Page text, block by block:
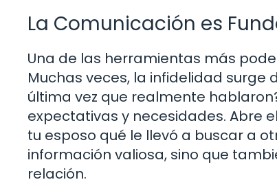
La Comunicación es
Una de las herramientas más
Muchas veces, la infidelidad
última vez que realmente
expectativas y necesidades. Abre
tu esposo qué le llevó a buscar a
información valiosa, sino que
relación.